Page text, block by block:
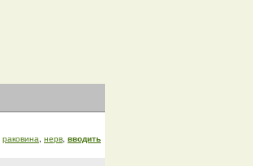
раковина, нерв, вводить